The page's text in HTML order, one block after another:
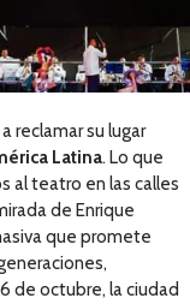
reclamar su lugar
Latina. Lo que
al teatro en las calles
de Enrique
que promete
de octubre, la ciudad